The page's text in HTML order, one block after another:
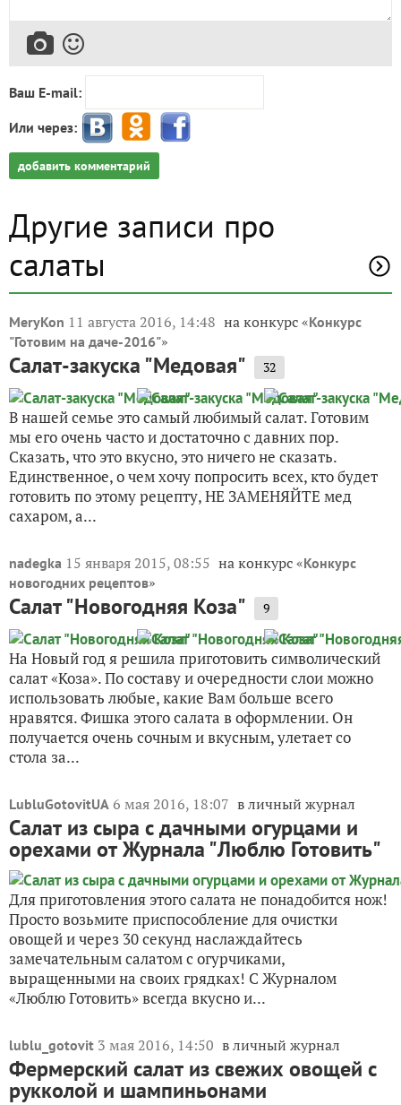
Ваш E-mail:
Или через:
добавить комментарий
Другие записи про
салаты
MeryKon 11 августа 2016, 14:48 на конкурс «Конкурс
"Готовим на даче-2016"»
Салат-закуска "Медовая" 32
В нашей семье это самый любимый салат. Готовим
мы его очень часто и достаточно с давних пор.
Сказать, что это вкусно, это ничего не сказать.
Единственное, о чем хочу попросить всех, кто будет
готовить по этому рецепту, НЕ ЗАМЕНЯЙТЕ мед
сахаром, а...
nadegka 15 января 2015, 08:55 на конкурс «Конкурс
новогодних рецептов»
Салат "Новогодняя Коза" 9
На Новый год я решила приготовить символический
салат «Коза». По составу и очередности слои можно
использовать любые, какие Вам больше всего
нравятся. Фишка этого салата в оформлении. Он
получается очень сочным и вкусным, улетает со
стола за...
LubluGotovitUA 6 мая 2016, 18:07 в личный журнал
Салат из сыра с дачными огурцами и
орехами от Журнала "Люблю Готовить"
Для приготовления этого салата не понадобится нож!
Просто возьмите приспособление для очистки
овощей и через 30 секунд наслаждайтесь
замечательным салатом с огурчиками,
выращенными на своих грядках! С Журналом
«Люблю Готовить» всегда вкусно и...
lublu_gotovit 3 мая 2016, 14:50 в личный журнал
Фермерский салат из свежих овощей с
рукколой и шампиньонами